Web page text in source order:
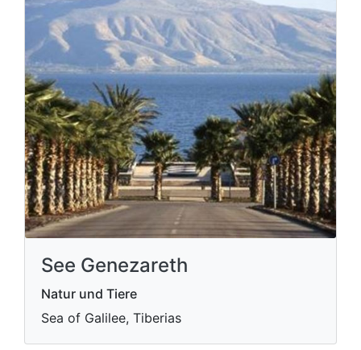
See Genezareth
Natur und Tiere
Sea of ​​Galilee, Tiberias